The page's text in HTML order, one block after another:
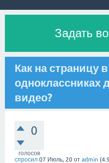
Задать
Как на страницу в
одноклассниках
видео?
0
голосов
спросил 07 Июль, 20 от admin (